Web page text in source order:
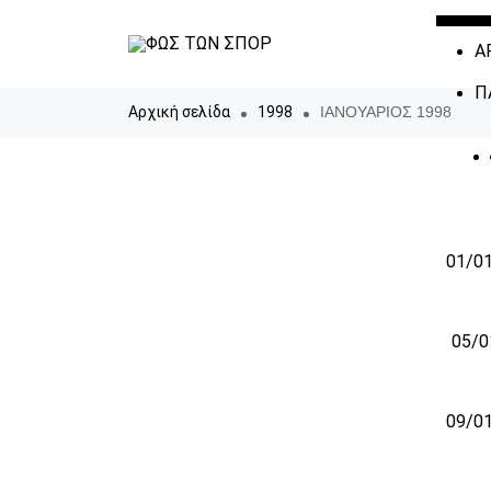
Αρχική σελίδα 1998 ΙΑΝΟΥΑΡΙΟΣ 1998
01/
05/
09/